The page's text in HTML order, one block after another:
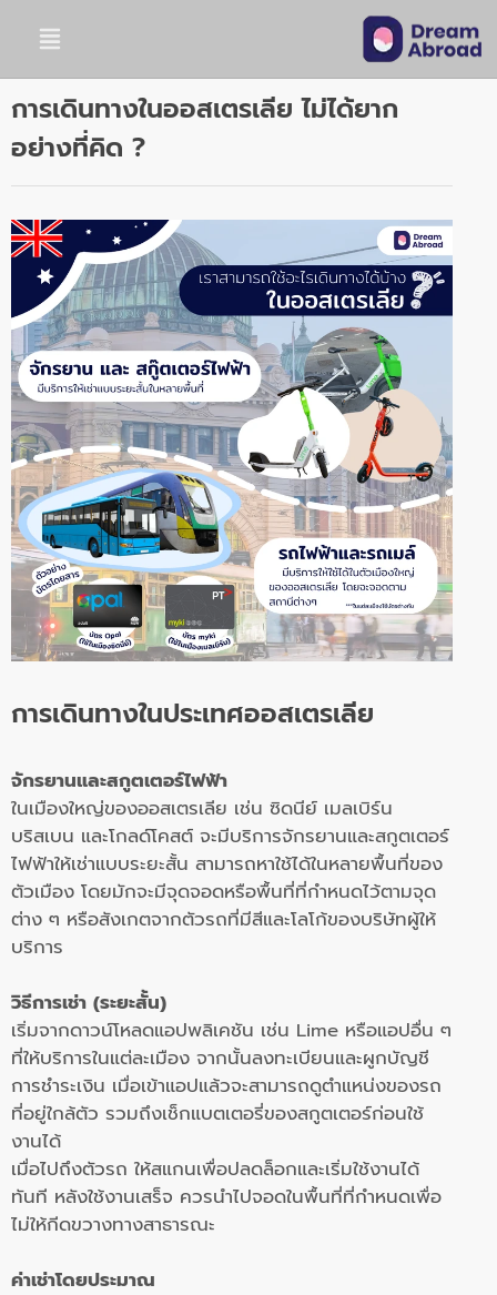
การเดินทางในออสเตรเลีย ไม่ได้ยาก
อย่างที่คิด ?
การเดินทางในประเทศออสเตรเลีย
จักรยานและสกูตเตอร์ไฟฟ้า
ในเมืองใหญ่ของออสเตรเลีย เช่น ซิดนีย์ เมลเบิร์น
บริสเบน และโกลด์โคสต์ จะมีบริการจักรยานและสกูตเตอร์
ไฟฟ้าให้เช่าแบบระยะสั้น สามารถหาใช้ได้ในหลายพื้นที่ของ
ตัวเมือง โดยมักจะมีจุดจอดหรือพื้นที่ที่กำหนดไว้ตามจุด
ต่าง ๆ หรือสังเกตจากตัวรถที่มีสีและโลโก้ของบริษัทผู้ให้
บริการ
วิธีการเช่า (ระยะสั้น)
เริ่มจากดาวน์โหลดแอปพลิเคชัน เช่น Lime หรือแอปอื่น ๆ
ที่ให้บริการในแต่ละเมือง จากนั้นลงทะเบียนและผูกบัญชี
การชำระเงิน เมื่อเข้าแอปแล้วจะสามารถดูตำแหน่งของรถ
ที่อยู่ใกล้ตัว รวมถึงเช็กแบตเตอรี่ของสกูตเตอร์ก่อนใช้
งานได้
เมื่อไปถึงตัวรถ ให้สแกนเพื่อปลดล็อกและเริ่มใช้งานได้
ทันที หลังใช้งานเสร็จ ควรนำไปจอดในพื้นที่ที่กำหนดเพื่อ
ไม่ให้กีดขวางทางสาธารณะ
ค่าเช่าโดยประมาณ